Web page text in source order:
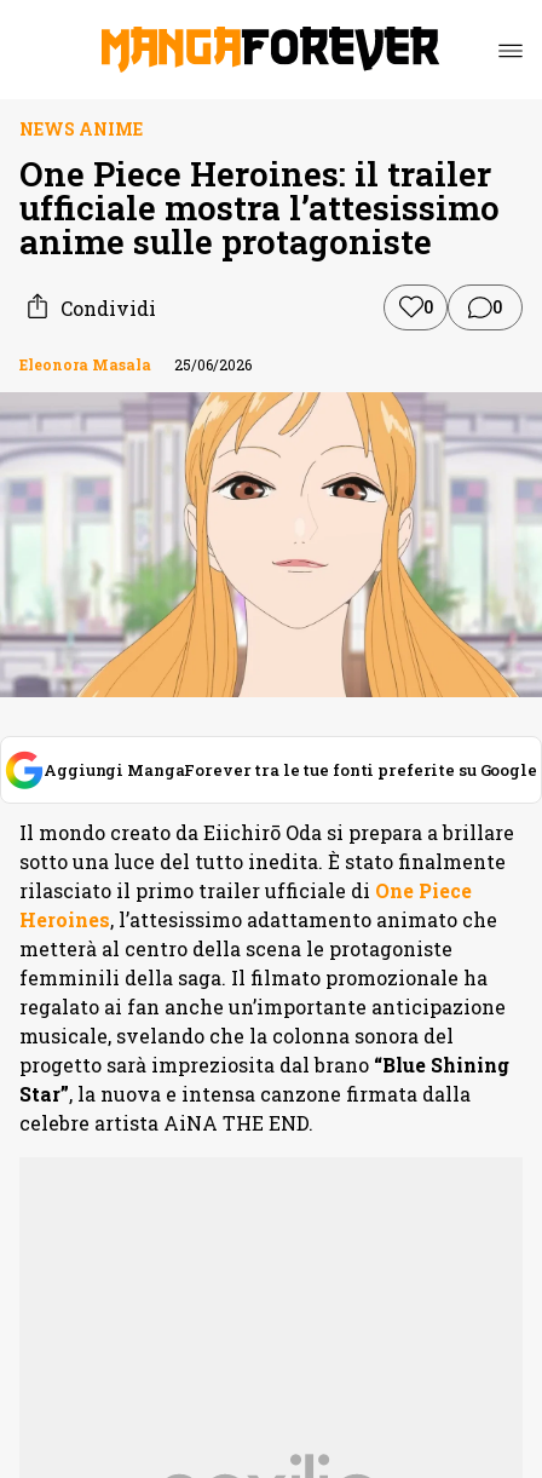
NEWS ANIME
One Piece Heroines: il trailer
ufficiale mostra l’attesissimo
anime sulle protagoniste
Condividi 0 0
Eleonora Masala 25/06/2026
Aggiungi MangaForever tra le tue fonti preferite su Google
Il mondo creato da Eiichirō Oda si prepara a brillare
sotto una luce del tutto inedita. È stato finalmente
rilasciato il primo trailer ufficiale di One Piece
Heroines, l’attesissimo adattamento animato che
metterà al centro della scena le protagoniste
femminili della saga. Il filmato promozionale ha
regalato ai fan anche un’importante anticipazione
musicale, svelando che la colonna sonora del
progetto sarà impreziosita dal brano “Blue Shining
Star”, la nuova e intensa canzone firmata dalla
celebre artista AiNA THE END.